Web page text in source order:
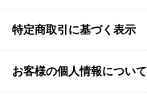
特定商取引に基づく表示
お客様の個人情報について